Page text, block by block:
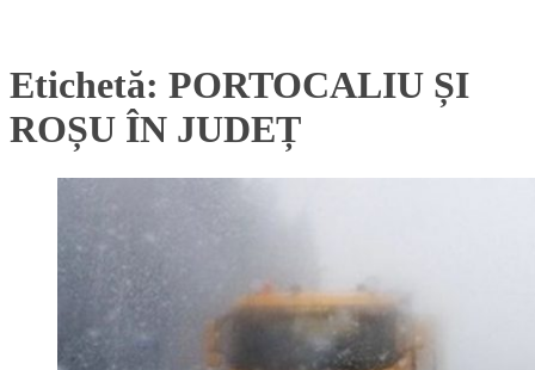
Etichetă: PORTOCALIU ȘI
ROȘU ÎN JUDEȚ